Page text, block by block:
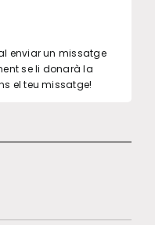
enviar un missatge
se li donarà la
el teu missatge!